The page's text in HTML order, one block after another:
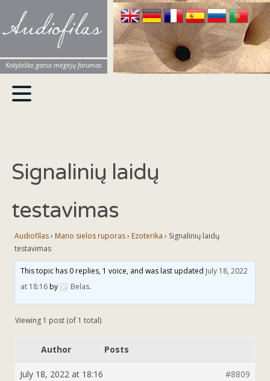
Audiofilas
Kokybiško garso mėgėjų forumas
Signalinių laidų
testavimas
Audiofilas› Mano sielos ruporas› Ezoterika › Signalinių laidų
testavimas
This topic has 0 replies, 1 voice, and was last updated July 18, 2022
at 18:16by Belas.
Viewing 1 post (of 1 total)
Author Posts
July 18, 2022 at 18:16 #8809